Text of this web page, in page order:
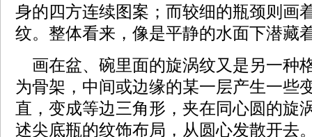
身的四方连续图案；而较细的瓶颈则画
纹。整体看来，像是平静的水面下潜藏
画在盆、碗里面的旋涡纹又是另一种
为骨架，中间或边缘的某一层产生一些
直，变成等边三角形，夹在同心圆的旋
述尖底瓶的纹饰布局，从圆心发散开去